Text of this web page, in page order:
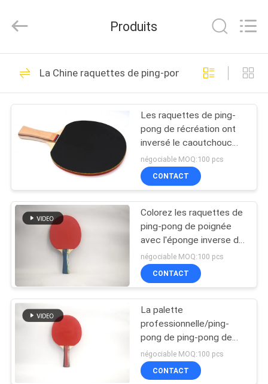
MAISON
PRODUITS
PROPOS
VISITE
DE
L'USINE
CONTRÔLE
Dunya
Sports
Rights
Tableau pliable de
ping-pong
37
Tableau de ping-
pong de
concurrence
12
raquettes de ping-
pong
132
Produits
La Chine raquettes de ping-pong
Les raquettes de ping-
pong de récréation ont
inversé le caoutchouc
poignée concave de
lame de 5 plis rouge/noir
négociable MOQ:100 pcs
CONTACT
Colorez les raquettes de
ping-pong de poignée
avec l'éponge inverse de
l'orange #2 en
caoutchouc 1.5mm
négociable MOQ:100 pcs
CONTACT
La palette
professionnelle/ping-
pong de ping-pong de
contreplaqué manie la
batte 12 PCS/boîte
négociable MOQ:100 pcs
CONTACT